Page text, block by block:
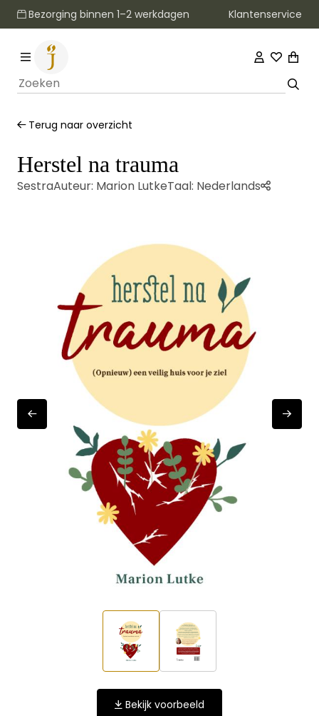
Bezorging binnen 1–2 werkdagen Klantenservice
Terug naar overzicht
Herstel na trauma
SestraAuteur: Marion LutkeTaal: Nederlands
Bekijk voorbeeld